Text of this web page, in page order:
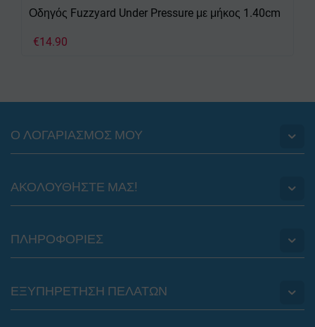
Οδηγός Fuzzyard Under Pressure με μήκος 1.40cm
€14.90
Ο ΛΟΓΑΡΙΑΣΜΟΣ ΜΟΥ
ΑΚΟΛΟΥΘHΣΤΕ ΜΑΣ!
ΠΛΗΡΟΦΟΡΙΕΣ
ΕΞΥΠΗΡΕΤΗΣΗ ΠΕΛΑΤΩΝ